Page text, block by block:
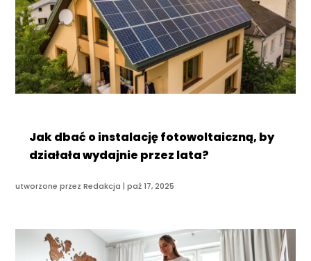
Jak dbać o instalację fotowoltaiczną, by
działała wydajnie przez lata?
utworzone przezRedakcja |paź 17, 2025